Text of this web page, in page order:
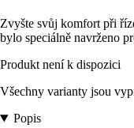
Zvyšte svůj komfort při
bylo speciálně navrženo
Produkt není k dispozici
Všechny varianty jsou
Popis